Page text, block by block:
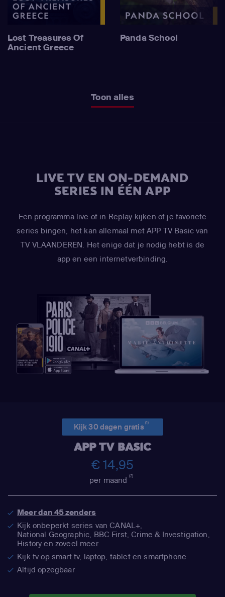
Lost Treasures Of
Ancient Greece
Panda School
Toon alles
LIVE TV EN ON-DEMAND
SERIES IN ÉÉN APP
Een programma live of in Replay kijken of je favoriete
series bingen, het kan allemaal met APP TV Basic van
TV VLAANDEREN. Het enige dat je nodig hebt is de
app en een internetverbinding.
Kijk 30 dagen gratis(1)
APP TV BASIC
€ 14,95
per maand(2)
Meer dan 45 zenders
Kijk onbeperkt series van CANAL+,
National Geographic, BBC First, Crime & Investigation,
History en zoveel meer
Kijk tv op smart tv, laptop, tablet en smartphone
Altijd opzegbaar